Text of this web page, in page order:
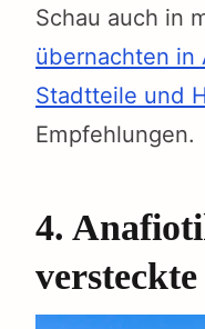
Schau auch in
übernachten in
Stadtteile und
Empfehlungen.
4.